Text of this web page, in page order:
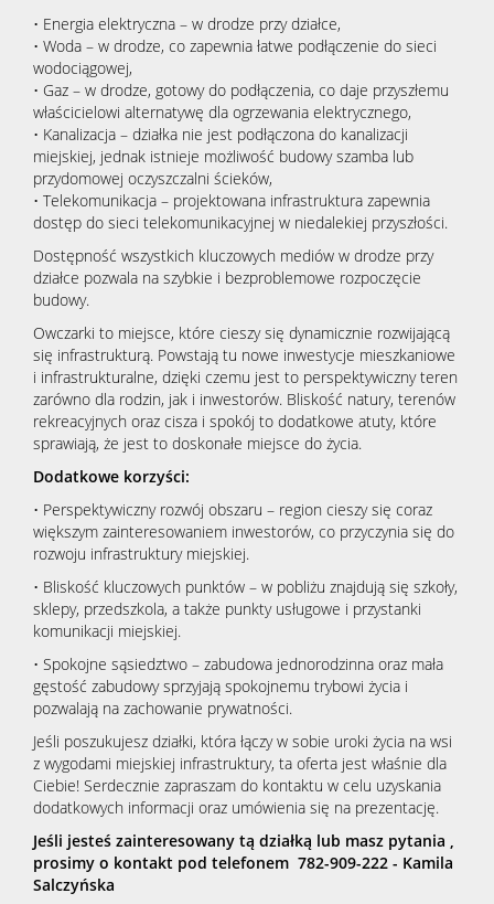
• Energia elektryczna – w drodze przy działce,
• Woda – w drodze, co zapewnia łatwe podłączenie do sieci
wodociągowej,
• Gaz – w drodze, gotowy do podłączenia, co daje przyszłemu
właścicielowi alternatywę dla ogrzewania elektrycznego,
• Kanalizacja – działka nie jest podłączona do kanalizacji
miejskiej, jednak istnieje możliwość budowy szamba lub
przydomowej oczyszczalni ścieków,
• Telekomunikacja – projektowana infrastruktura zapewnia
dostęp do sieci telekomunikacyjnej w niedalekiej przyszłości.
Dostępność wszystkich kluczowych mediów w drodze przy
działce pozwala na szybkie i bezproblemowe rozpoczęcie
budowy.
Owczarki to miejsce, które cieszy się dynamicznie rozwijającą
się infrastrukturą. Powstają tu nowe inwestycje mieszkaniowe
i infrastrukturalne, dzięki czemu jest to perspektywiczny teren
zarówno dla rodzin, jak i inwestorów. Bliskość natury, terenów
rekreacyjnych oraz cisza i spokój to dodatkowe atuty, które
sprawiają, że jest to doskonałe miejsce do życia.
Dodatkowe korzyści:
• Perspektywiczny rozwój obszaru – region cieszy się coraz
większym zainteresowaniem inwestorów, co przyczynia się do
rozwoju infrastruktury miejskiej.
• Bliskość kluczowych punktów – w pobliżu znajdują się szkoły,
sklepy, przedszkola, a także punkty usługowe i przystanki
komunikacji miejskiej.
• Spokojne sąsiedztwo – zabudowa jednorodzinna oraz mała
gęstość zabudowy sprzyjają spokojnemu trybowi życia i
pozwalają na zachowanie prywatności.
Jeśli poszukujesz działki, która łączy w sobie uroki życia na wsi
z wygodami miejskiej infrastruktury, ta oferta jest właśnie dla
Ciebie! Serdecznie zapraszam do kontaktu w celu uzyskania
dodatkowych informacji oraz umówienia się na prezentację.
Jeśli jesteś zainteresowany tą działką lub masz pytania ,
prosimy o kontakt pod telefonem 782-909-222 - Kamila
Salczyńska